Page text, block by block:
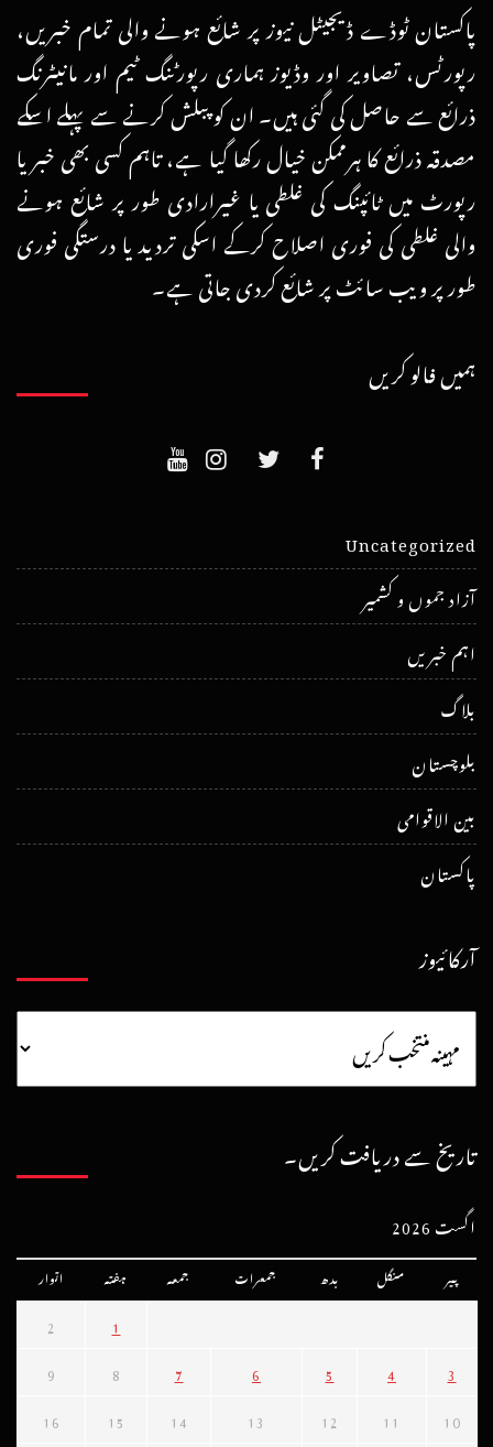
پاکستان ٹوڈے ڈیجیٹل نیوز پر شائع ہونے والی تمام خبریں،
رپورٹس، تصاویر اور وڈیوز ہماری رپورٹنگ ٹیم اور مانیٹرنگ
ذرائع سے حاصل کی گئی ہیں۔ ان کو پبلش کرنے سے پہلے اسکے
مصدقہ ذرائع کا ہرممکن خیال رکھا گیا ہے، تاہم کسی بھی خبر یا
رپورٹ میں ٹائپنگ کی غلطی یا غیرارادی طور پر شائع ہونے
والی غلطی کی فوری اصلاح کرکے اسکی تردید یا درستگی فوری
طور پر ویب سائٹ پر شائع کردی جاتی ہے۔
ہمیں فالو کریں
Uncategorized
آزاد جموں و کشمیر
اہم خبریں
بلاگ
بلوچستان
بین الاقوامی
پاکستان
آرکائیوز
تاریخ سے دریافت کریں۔
اگست 2026
پیر منگل بدھ جمعرات جمعہ ہفتہ اتوار
1
2
3
4
5
6
7
8
9
10
11
12
13
14
15
16